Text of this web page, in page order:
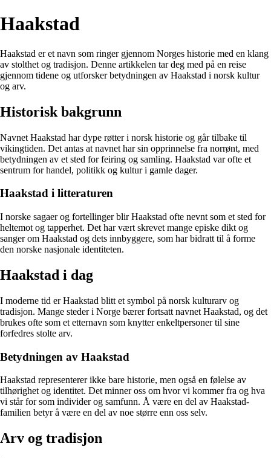
Haakstad
Haakstad er et navn som ringer gjennom Norges historie med en klang
av stolthet og tradisjon. Denne artikkelen tar deg med på en reise
gjennom tidene og utforsker betydningen av Haakstad i norsk kultur
og arv.
Historisk bakgrunn
Navnet Haakstad har dype røtter i norsk historie og går tilbake til
vikingtiden. Det antas at navnet har sin opprinnelse fra norrønt, med
betydningen av et sted for feiring og samling. Haakstad var ofte et
sentrum for handel, politikk og kultur i gamle dager.
Haakstad i litteraturen
I norske sagaer og fortellinger blir Haakstad ofte nevnt som et sted for
heltemot og tapperhet. Det har vært skrevet mange episke dikt og
sanger om Haakstad og dets innbyggere, som har bidratt til å forme
den norske nasjonale identiteten.
Haakstad i dag
I moderne tid er Haakstad blitt et symbol på norsk kulturarv og
tradisjon. Mange steder i Norge bærer fortsatt navnet Haakstad, og det
brukes ofte som et etternavn som knytter enkeltpersoner til sine
forfedres stolte arv.
Betydningen av Haakstad
Haakstad representerer ikke bare historie, men også en følelse av
tilhørighet og identitet. Det minner oss om hvor vi kommer fra og hva
vi står for som individer og samfunn. Å være en del av Haakstad-
familien betyr å være en del av noe større enn oss selv.
Arv og tradisjon